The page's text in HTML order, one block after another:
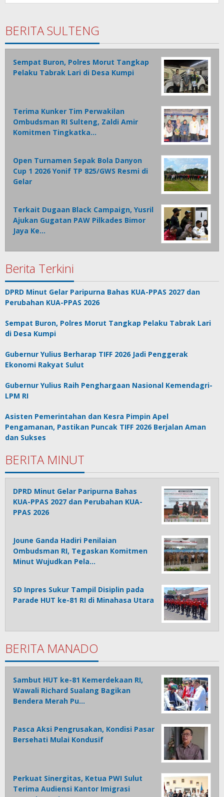
BERITA SULTENG
Sempat Buron, Polres Morut Tangkap
Pelaku Tabrak Lari di Desa Kumpi
Terima Kunker Tim Perwakilan
Ombudsman RI Sulteng, Zaldi Amir
Komitmen Tingkatka…
Open Turnamen Sepak Bola Danyon
Cup 1 2026 Yonif TP 825/GWS Resmi di
Gelar
Terkait Dugaan Black Campaign, Yusril
Ajukan Gugatan PAW Pilkades Bimor
Jaya Ke…
Berita Terkini
DPRD Minut Gelar Paripurna Bahas KUA-PPAS 2027 dan
Perubahan KUA-PPAS 2026
Sempat Buron, Polres Morut Tangkap Pelaku Tabrak Lari
di Desa Kumpi
Gubernur Yulius Berharap TIFF 2026 Jadi Penggerak
Ekonomi Rakyat Sulut
Gubernur Yulius Raih Penghargaan Nasional Kemendagri-
LPM RI
Asisten Pemerintahan dan Kesra Pimpin Apel
Pengamanan, Pastikan Puncak TIFF 2026 Berjalan Aman
dan Sukses
BERITA MINUT
DPRD Minut Gelar Paripurna Bahas
KUA-PPAS 2027 dan Perubahan KUA-
PPAS 2026
Joune Ganda Hadiri Penilaian
Ombudsman RI, Tegaskan Komitmen
Minut Wujudkan Pela…
SD Inpres Sukur Tampil Disiplin pada
Parade HUT ke-81 RI di Minahasa Utara
BERITA MANADO
Sambut HUT ke-81 Kemerdekaan RI,
Wawali Richard Sualang Bagikan
Bendera Merah Pu…
Pasca Aksi Pengrusakan, Kondisi Pasar
Bersehati Mulai Kondusif
Perkuat Sinergitas, Ketua PWI Sulut
Terima Audiensi Kantor Imigrasi